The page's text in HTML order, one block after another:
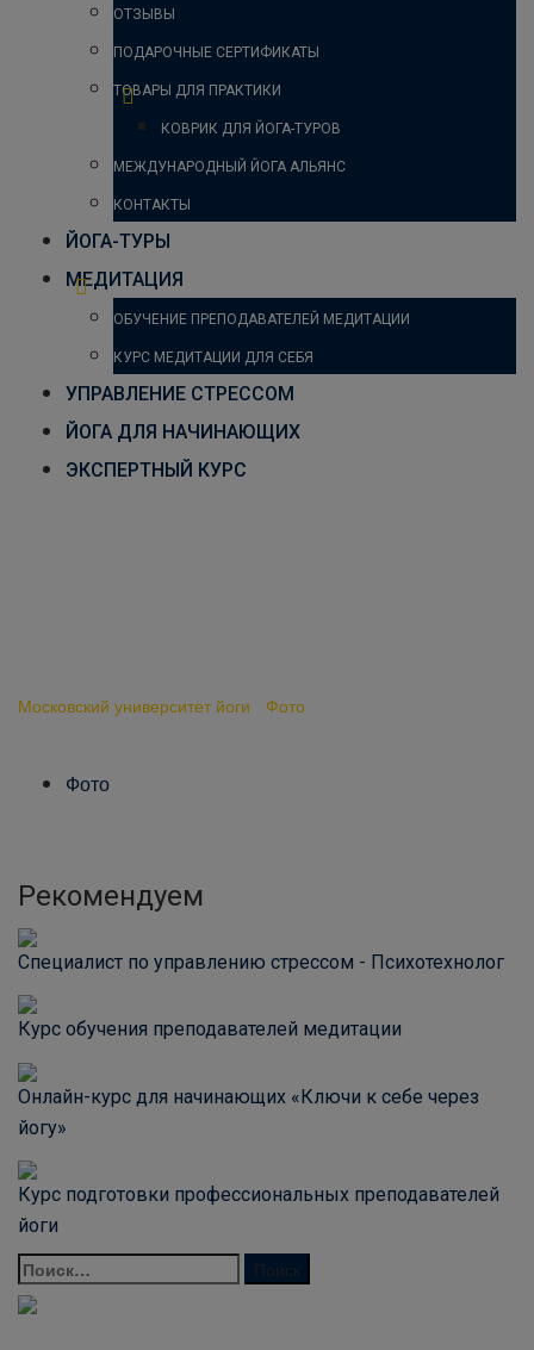
ОТЗЫВЫ
ПОДАРОЧНЫЕ СЕРТИФИКАТЫ
ТОВАРЫ ДЛЯ ПРАКТИКИ
КОВРИК ДЛЯ ЙОГА-ТУРОВ
МЕЖДУНАРОДНЫЙ ЙОГА АЛЬЯНС
КОНТАКТЫ
ЙОГА-ТУРЫ
МЕДИТАЦИЯ
ОБУЧЕНИЕ ПРЕПОДАВАТЕЛЕЙ МЕДИТАЦИИ
КУРС МЕДИТАЦИИ ДЛЯ СЕБЯ
УПРАВЛЕНИЕ СТРЕССОМ
ЙОГА ДЛЯ НАЧИНАЮЩИХ
ЭКСПЕРТНЫЙ КУРС
Московский университет йоги Фото
Фото
Рекомендуем
Специалист по управлению стрессом - Психотехнолог
Курс обучения преподавателей медитации
Онлайн-курс для начинающих «Ключи к себе через
йогу»
Курс подготовки профессиональных преподавателей
йоги